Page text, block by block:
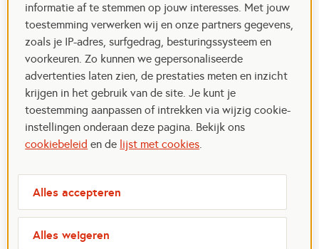
informatie af te stemmen op jouw interesses. Met jouw
toestemming verwerken wij en onze partners gegevens,
zoals je IP-adres, surfgedrag, besturingssysteem en
voorkeuren. Zo kunnen we gepersonaliseerde
advertenties laten zien, de prestaties meten en inzicht
krijgen in het gebruik van de site. Je kunt je
toestemming aanpassen of intrekken via wijzig cookie-
instellingen onderaan deze pagina. Bekijk ons
cookiebeleid en de lijst met cookies.
Alles accepteren
Alles weigeren